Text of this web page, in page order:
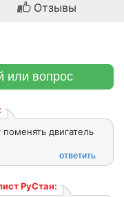
Отзывы
или вопрос
двигатель
ответить
РуСтан: